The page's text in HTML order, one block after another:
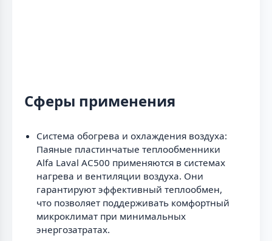
Сферы применения
Система обогрева и охлаждения воздуха:
Паяные пластинчатые теплообменники
Alfa Laval AC500 применяются в системах
нагрева и вентиляции воздуха. Они
гарантируют эффективный теплообмен,
что позволяет поддерживать комфортный
микроклимат при минимальных
энергозатратах.